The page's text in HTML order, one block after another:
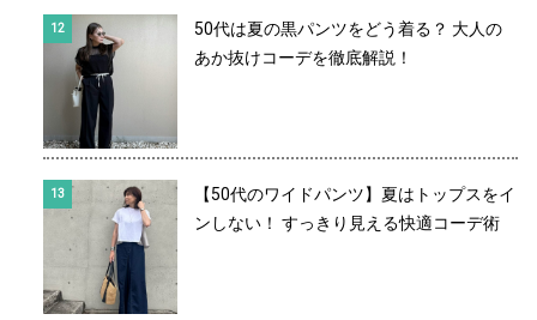
50代は夏の黒パンツをどう着る？ 大人の
あか抜けコーデを徹底解説！
【50代のワイドパンツ】夏はトップスをイ
ンしない！ すっきり見える快適コーデ術